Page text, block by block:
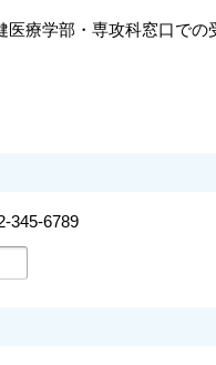
療学部・専攻科窓口での
345-6789